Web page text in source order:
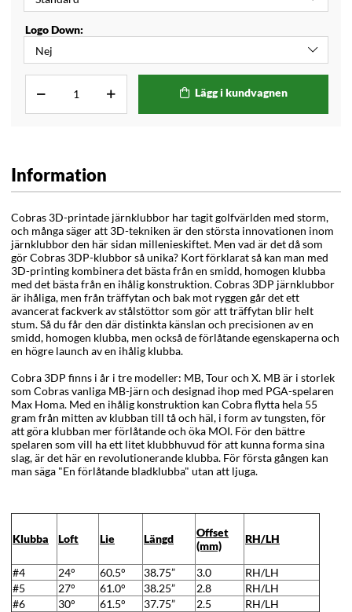
Logo Down:
Lägg i kundvagnen
Information
Cobras 3D-printade järnklubbor har tagit golfvärlden med storm,
och många säger att 3D-tekniken är den största innovationen inom
järnklubbor den här sidan millenieskiftet. Men vad är det då som
gör Cobras 3DP-klubbor så unika? Kort förklarat så kan man med
3D-printing kombinera det bästa från en smidd, homogen klubba
med det bästa från en ihålig konstruktion. Cobras 3DP järnklubbor
är ihåliga, men från träffytan och bak mot ryggen går det ett
avancerat fackverk av stålstöttor som gör att träffytan blir helt
stum. Så du får den där distinkta känslan och precisionen av en
smidd, homogen klubba, men också de förlåtande egenskaperna och
en högre launch av en ihålig klubba.
Cobra 3DP finns i år i tre modeller: MB, Tour och X. MB är i storlek
som Cobras vanliga MB-järn och designad ihop med PGA-spelaren
Max Homa. Med en ihålig konstruktion kan Cobra flytta hela 55
gram från mitten av klubban till tå och häl, i form av tungsten, för
att göra klubban mer förlåtande och öka MOI. För den bättre
spelaren som vill ha ett litet klubbhuvud för att kunna forma sina
slag, är det här en revolutionerande klubba. För första gången kan
man säga "En förlåtande bladklubba" utan att ljuga.
Klubba Loft Lie Längd
Offset
(mm)
RH/LH
#4 24° 60.5° 38.75” 3.0
RH/LH
#5
27° 61.0° 38.25” 2.8
RH/LH
#6
30° 61.5° 37.75” 2.5 RH/LH